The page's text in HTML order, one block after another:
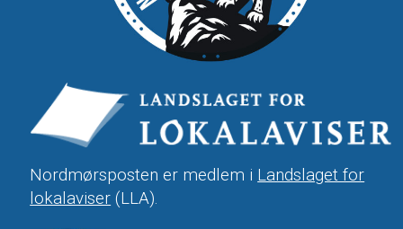
Nordmørsposten er medlem i Landslaget for
lokalaviser (LLA).